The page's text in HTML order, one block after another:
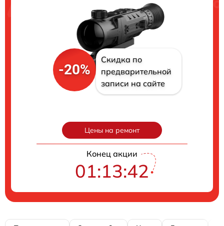
-20%
Скидка по
предварительной
записи на сайте
Цены на ремонт
Конец акции
01:13:42